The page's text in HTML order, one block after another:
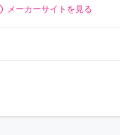
メーカーサイトを見る